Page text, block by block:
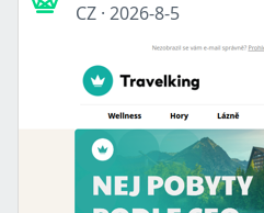
CZ · 2026-8-5